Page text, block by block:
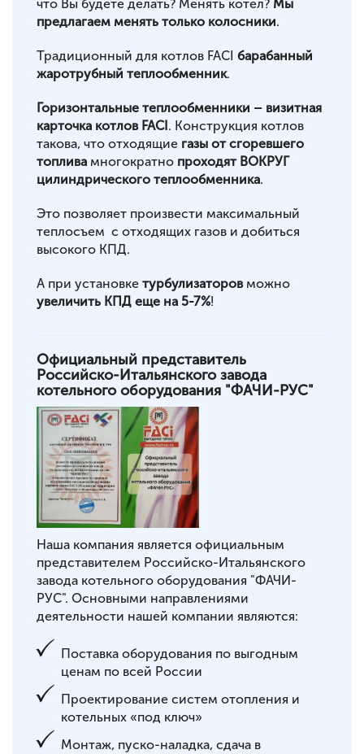
что Вы будете делать? Менять котел? Мы
предлагаем менять только колосники.
Традиционный для котлов FACI барабанный
жаротрубный теплообменник.
Горизонтальные теплообменники – визитная
карточка котлов FACI. Конструкция котлов
такова, что отходящие газы от сгоревшего
топлива многократно проходят ВОКРУГ
цилиндрического теплообменника.
Это позволяет произвести максимальный
теплосъем с отходящих газов и добиться
высокого КПД.
А при установке турбулизаторовможно
увеличить КПД еще на 5-7%!
Официальный представитель
Российско-Итальянского завода
котельного оборудования "ФАЧИ-РУС"
Наша компания является официальным
представителем Российско-Итальянского
завода котельного оборудования "ФАЧИ-
РУС". Основными направлениями
деятельности нашей компании являются:
Поставка оборудования по выгодным
ценам по всей России
Проектирование систем отопления и
котельных «под ключ»
Монтаж, пуско-наладка, сдача в